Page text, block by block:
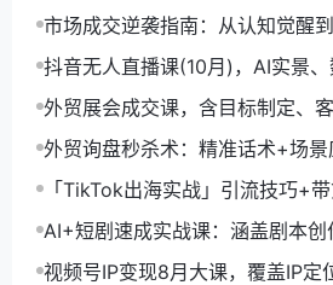
生成+账号运营，月入2万
市场成交逆袭指南：从认知觉醒
市场开拓与成交核心能力
抖音无人直播课(10月)，AI实景
玩法、24小时自动盈利
外贸展会成交课，含目标制定、
交，系统化SOP提升参展ROI
外贸询盘秒杀术：精准话术+场
月询盘转化率提升200%
「TikTok出海实战」引流技巧+
单月变现10万+秘籍
AI+短剧速成实战课：涵盖剧本创
现，单部剧收益破万
视频号IP变现8月大课，覆盖IP定